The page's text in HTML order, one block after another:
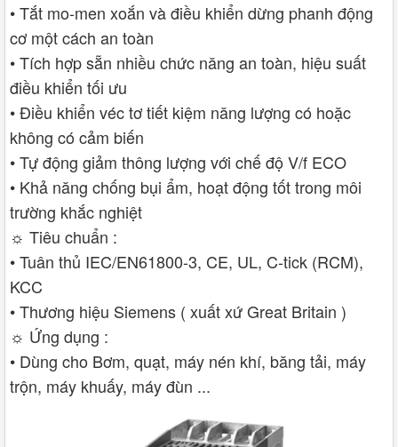
• Tắt mo-men xoắn và điều khiển dừng phanh động
cơ một cách an toàn
• Tích hợp sẵn nhiều chức năng an toàn, hiệu suất
điều khiển tối ưu
• Điều khiển véc tơ tiết kiệm năng lượng có hoặc
không có cảm biến
• Tự động giảm thông lượng với chế độ V/f ECO
• Khả năng chống bụi ẩm, hoạt động tốt trong môi
trường khắc nghiệt
☼ Tiêu chuẩn :
• Tuân thủ IEC/EN61800-3, CE, UL, C-tick (RCM),
KCC
• Thương hiệu Siemens ( xuất xứ Great Britain )
☼ Ứng dụng :
• Dùng cho Bơm, quạt, máy nén khí, băng tải, máy
trộn, máy khuấy, máy đùn ...